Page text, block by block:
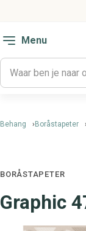
Menu
Behang Boråstapeter
BORÅSTAPETER
Graphic